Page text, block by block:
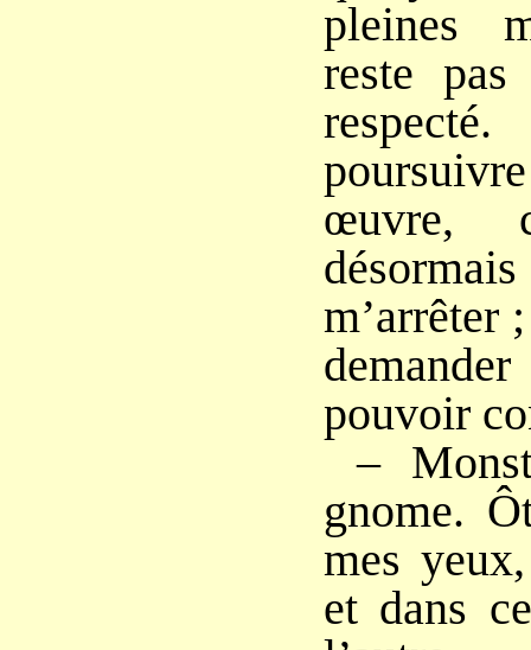
pleines
reste
œuvre,
m’arrêter
pouvoir
–
gnome.
mes
et dans